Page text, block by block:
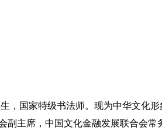
国家特级书法师。现为中华文化形
副主席，中国文化金融发展联合会